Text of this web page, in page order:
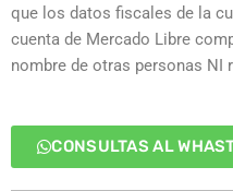
que los datos fiscales de la
cuenta de Mercado Libre
nombre de otras personas NI
CONSULTAS AL